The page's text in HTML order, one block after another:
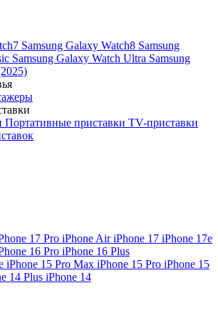
Samsung Galaxy Watch8 Samsung
Samsung Galaxy Watch Ultra Samsung
Портативные приставки TV-приставки
17 Pro iPhone AiriPhone 17 iPhone 17e
16 Pro iPhone 16 Plus
iPhone 15 Pro Max iPhone 15 Pro iPhone 15
14 Plus iPhone 14